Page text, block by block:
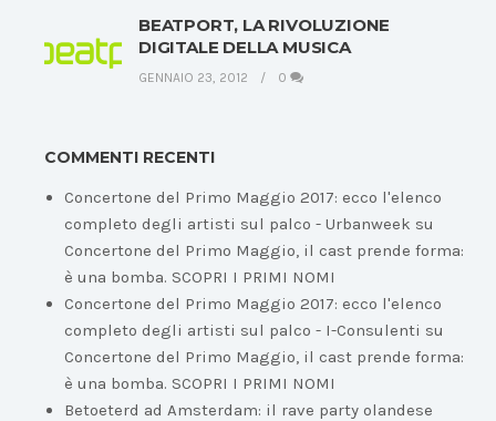
BEATPORT, LA RIVOLUZIONE
DIGITALE DELLA MUSICA
GENNAIO 23, 2012 0
COMMENTI RECENTI
Concertone del Primo Maggio 2017: ecco l'elenco
completo degli artisti sul palco - Urbanweek su
Concertone del Primo Maggio, il cast prende forma:
è una bomba. SCOPRI I PRIMI NOMI
Concertone del Primo Maggio 2017: ecco l'elenco
completo degli artisti sul palco - I-Consulenti su
Concertone del Primo Maggio, il cast prende forma:
è una bomba. SCOPRI I PRIMI NOMI
Betoeterd ad Amsterdam: il rave party olandese